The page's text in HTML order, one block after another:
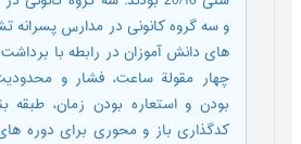
و سه گروه کانونی در مدارس پسرانه
های دانش آموزان در رابطه با برداشت
چهار مقولة ساعت، فشار و
بودن و استعاره بودن زمان، طبقه
کدگذاری باز و محوری برای دوره